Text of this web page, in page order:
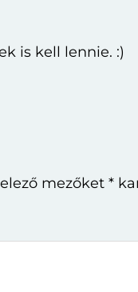
is kell lennie. :)
mezőket *